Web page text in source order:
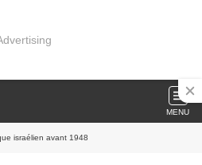
MENU
israélien avant 1948